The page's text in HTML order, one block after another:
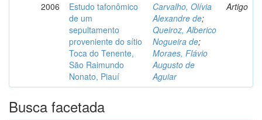
2006
Estudo tafonômico
de um
sepultamento
proveniente do sítio
Toca do Tenente,
São Raimundo
Nonato, Piauí
Carvalho, Olívia
Alexandre de;
Queiroz, Alberico
Nogueira de;
Moraes, Flávio
Augusto de
Aguiar
Artigo
Busca facetada